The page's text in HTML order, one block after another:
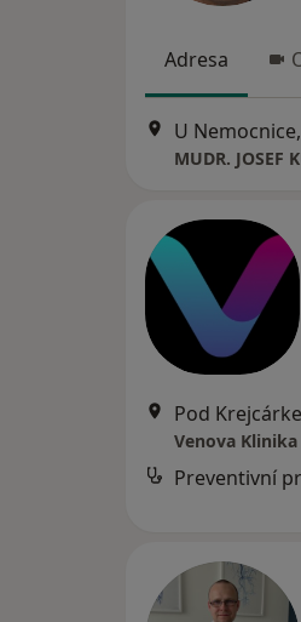
Adresa
U
MUDR. JOSEF
Pod
Venova Klinika
Preventivní